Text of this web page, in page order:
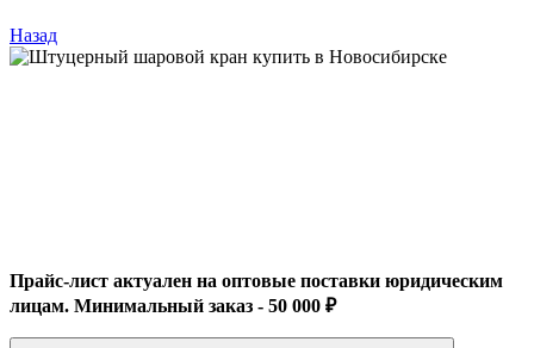
Назад
Прайс-лист актуален на оптовые поставки юридическим
лицам. Минимальный заказ - 50 000 ₽